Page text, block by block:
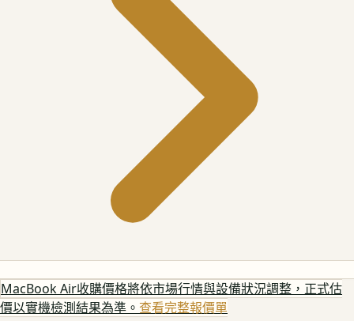
MacBook Air收購價格將依市場行情與設備狀況調整，正式估
價以實機檢測結果為準。 查看完整報價單